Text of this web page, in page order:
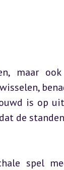
maar
is op
de
spel